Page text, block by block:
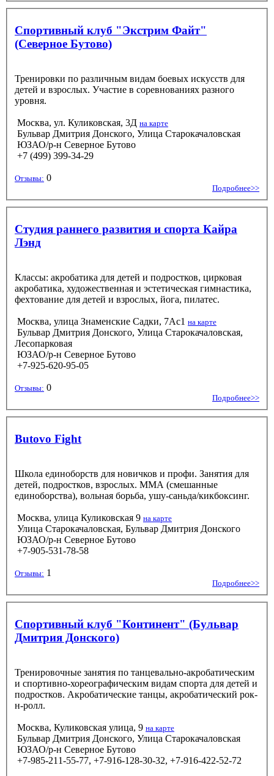
Спортивный клуб "Экстрим Файт"
(Северное Бутово)
Тренировки по различным видам боевых искусств для
детей и взрослых. Участие в соревнованиях разного
уровня.
Москва, ул. Куликовская, 3Д на карте
Бульвар Дмитрия Донского, Улица Старокачаловская
ЮЗАО/р-н Северное Бутово
+7 (499) 399-34-29
Отзывы: 0
Подробнее>>
Студия раннего развития и спорта Кайра
Лэнд
Классы: акробатика для детей и подростков, цирковая
акробатика, художественная и эстетическая гимнастика,
фехтование для детей и взрослых, йога, пилатес.
Москва, улица Знаменские Садки, 7Ас1 на карте
Бульвар Дмитрия Донского, Улица Старокачаловская,
Лесопарковая
ЮЗАО/р-н Северное Бутово
+7-925-620-95-05
Отзывы: 0
Подробнее>>
Butovo Fight
Школа единоборств для новичков и профи. Занятия для
детей, подростков, взрослых. ММА (смешанные
единоборства), вольная борьба, ушу-саньда/кикбоксинг.
Москва, улица Куликовская 9 на карте
Улица Старокачаловская, Бульвар Дмитрия Донского
ЮЗАО/р-н Северное Бутово
+7-905-531-78-58
Отзывы: 1
Подробнее>>
Спортивный клуб "Континент" (Бульвар
Дмитрия Донского)
Тренировочные занятия по танцевально-акробатическим
и спортивно-хореографическим видам спорта для детей и
подростков. Акробатические танцы, акробатический рок-
н-ролл.
Москва, Куликовская улица, 9 на карте
Бульвар Дмитрия Донского, Улица Старокачаловская
ЮЗАО/р-н Северное Бутово
+7-985-211-55-77, +7-916-128-30-32, +7-916-422-52-72